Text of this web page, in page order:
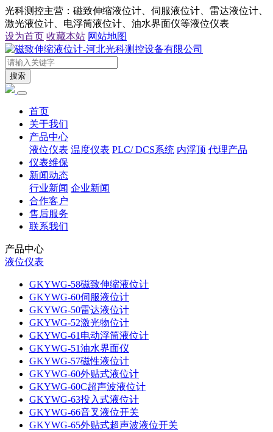
光科测控主营：磁致伸缩液位计、伺服液位计、雷达液位计、
激光液位计、电浮筒液位计、油水界面仪等液位仪表
设为首页 收藏本站 网站地图
搜索
首页
关于我们
产品中心
液位仪表 温度仪表 PLC/ DCS系统 内浮顶 代理产品
仪表维保
新闻动态
行业新闻 企业新闻
合作客户
售后服务
联系我们
产品中心
液位仪表
GKYWG-58磁致伸缩液位计
GKYWG-60伺服液位计
GKYWG-50雷达液位计
GKYWG-52激光物位计
GKYWG-61电动浮筒液位计
GKYWG-51油水界面仪
GKYWG-57磁性液位计
GKYWG-60外贴式液位计
GKYWG-60C超声波液位计
GKYWG-63投入式液位计
GKYWG-66音叉液位开关
GKYWG-65外贴式超声波液位开关